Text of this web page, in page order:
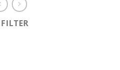
FILTER